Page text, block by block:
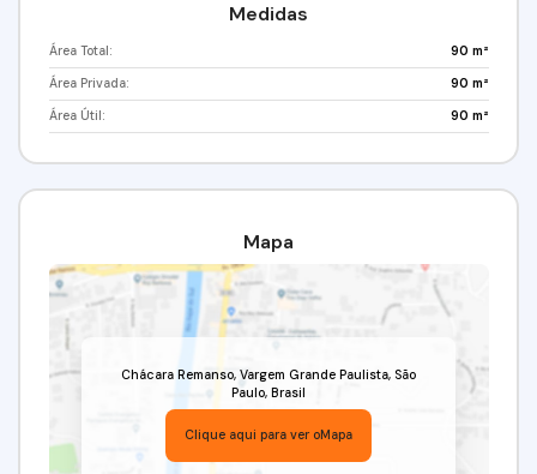
Medidas
Área Total: 90 m²
Área Privada: 90 m²
Área Útil: 90 m²
Mapa
Chácara Remanso, Vargem Grande Paulista, São
Paulo, Brasil
Clique aqui para ver oMapa